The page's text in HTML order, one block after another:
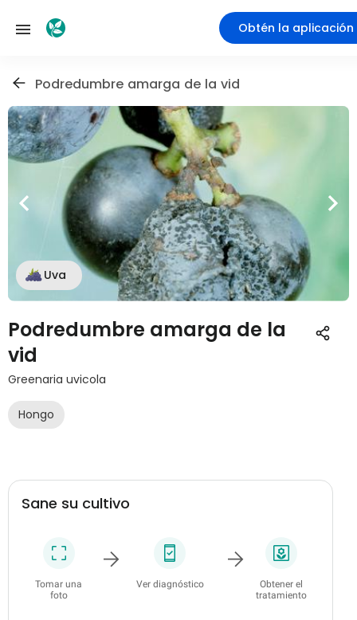
Obtén la aplicación
Podredumbre amarga de la vid
Uva
Podredumbre amarga de la
vid
Greenaria uvicola
Hongo
Sane su cultivo
Tomar una
foto
Ver diagnóstico
Obtener el
tratamiento